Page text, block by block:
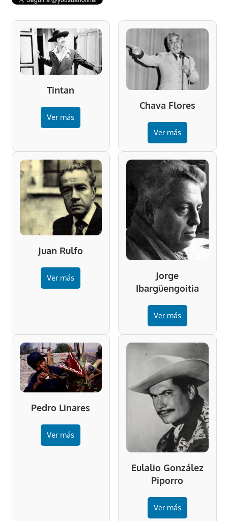
Tintan
Ver más
Chava Flores
Ver más
Juan Rulfo
Ver más
Jorge
Ibargüengoitia
Ver más
Pedro Linares
Ver más
Eulalio González
Piporro
Ver más